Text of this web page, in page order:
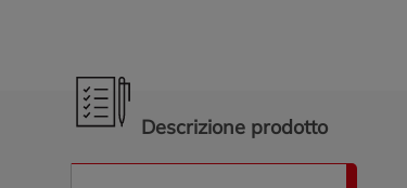
Descrizione prodotto